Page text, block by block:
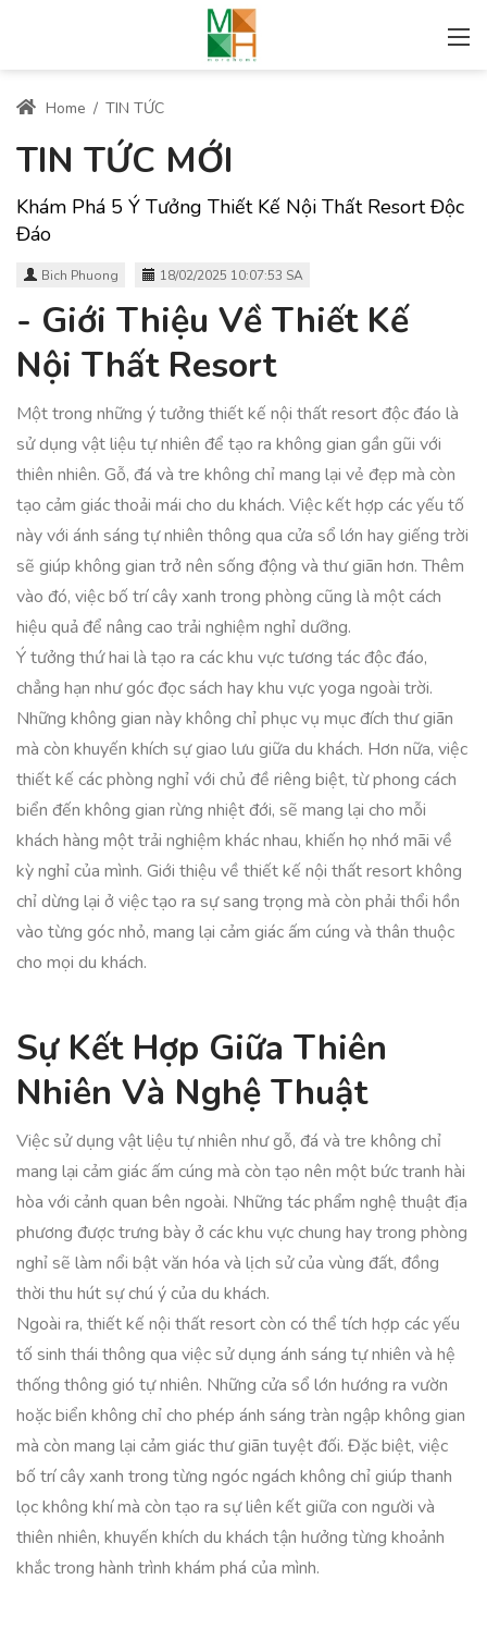
Home / TIN TỨC
TIN TỨC MỚI
Khám Phá 5 Ý Tưởng Thiết Kế Nội Thất Resort Độc
Đáo
Bich Phuong 18/02/2025 10:07:53 SA
- Giới Thiệu Về Thiết Kế
Nội Thất Resort
Một trong những ý tưởng thiết kế nội thất resort độc đáo là
sử dụng vật liệu tự nhiên để tạo ra không gian gần gũi với
thiên nhiên. Gỗ, đá và tre không chỉ mang lại vẻ đẹp mà còn
tạo cảm giác thoải mái cho du khách. Việc kết hợp các yếu tố
này với ánh sáng tự nhiên thông qua cửa sổ lớn hay giếng trời
sẽ giúp không gian trở nên sống động và thư giãn hơn. Thêm
vào đó, việc bố trí cây xanh trong phòng cũng là một cách
hiệu quả để nâng cao trải nghiệm nghỉ dưỡng.
Ý tưởng thứ hai là tạo ra các khu vực tương tác độc đáo,
chẳng hạn như góc đọc sách hay khu vực yoga ngoài trời.
Những không gian này không chỉ phục vụ mục đích thư giãn
mà còn khuyến khích sự giao lưu giữa du khách. Hơn nữa, việc
thiết kế các phòng nghỉ với chủ đề riêng biệt, từ phong cách
biển đến không gian rừng nhiệt đới, sẽ mang lại cho mỗi
khách hàng một trải nghiệm khác nhau, khiến họ nhớ mãi về
kỳ nghỉ của mình. Giới thiệu về thiết kế nội thất resort không
chỉ dừng lại ở việc tạo ra sự sang trọng mà còn phải thổi hồn
vào từng góc nhỏ, mang lại cảm giác ấm cúng và thân thuộc
cho mọi du khách.
Sự Kết Hợp Giữa Thiên
Nhiên Và Nghệ Thuật
Việc sử dụng vật liệu tự nhiên như gỗ, đá và tre không chỉ
mang lại cảm giác ấm cúng mà còn tạo nên một bức tranh hài
hòa với cảnh quan bên ngoài. Những tác phẩm nghệ thuật địa
phương được trưng bày ở các khu vực chung hay trong phòng
nghỉ sẽ làm nổi bật văn hóa và lịch sử của vùng đất, đồng
thời thu hút sự chú ý của du khách.
Ngoài ra, thiết kế nội thất resort còn có thể tích hợp các yếu
tố sinh thái thông qua việc sử dụng ánh sáng tự nhiên và hệ
thống thông gió tự nhiên. Những cửa sổ lớn hướng ra vườn
hoặc biển không chỉ cho phép ánh sáng tràn ngập không gian
mà còn mang lại cảm giác thư giãn tuyệt đối. Đặc biệt, việc
bố trí cây xanh trong từng ngóc ngách không chỉ giúp thanh
lọc không khí mà còn tạo ra sự liên kết giữa con người và
thiên nhiên, khuyến khích du khách tận hưởng từng khoảnh
khắc trong hành trình khám phá của mình.